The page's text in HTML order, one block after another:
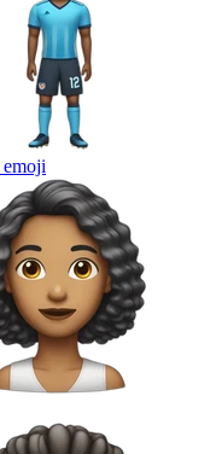
emoji